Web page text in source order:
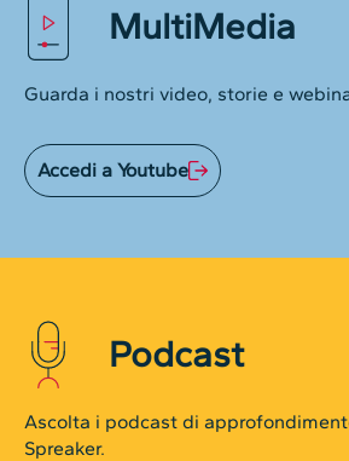
MultiMedia
Guarda i nostri video, storie e
Accedi a Youtube
Podcast
Ascolta i podcast di
Spreaker.